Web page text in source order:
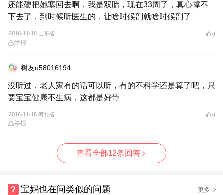
还能硬把她塞回去啊，我是双胎，现在33周了，真心撑不
下去了，到时候听医生的，让啥时候剖就啥时候剖了
2016-11-18 山东省 0
举报
树友u58016194
没听过，老人家有的话可以听，有的不科学还是算了吧，只
要宝宝健康不生病，这都是好带
2016-11-18 河北省 0
举报
查看全部12条回答
宝妈也在问类似的问题 更多